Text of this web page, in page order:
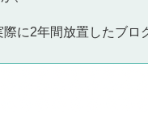
に2年間放置したブロ